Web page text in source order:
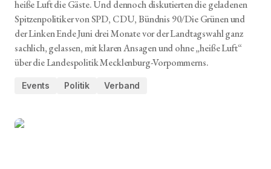
heiße Luft die Gäste. Und dennoch diskutierten die geladenen
Spitzenpolitiker von SPD, CDU, Bündnis 90/Die Grünen und
der Linken Ende Juni drei Monate vor der Landtagswahl ganz
sachlich, gelassen, mit klaren Ansagen und ohne „heiße Luft“
über die Landespolitik Mecklenburg-Vorpommerns.
Events Politik Verband